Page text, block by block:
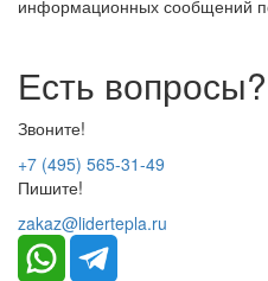
информационных сообщений
Есть вопросы?
Звоните!
+7 (495) 565-31-49
Пишите!
zakaz@lidertepla.ru